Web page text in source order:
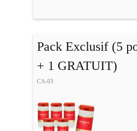
Pack Exclusif (5
+ 1 GRATUIT)
CA-03